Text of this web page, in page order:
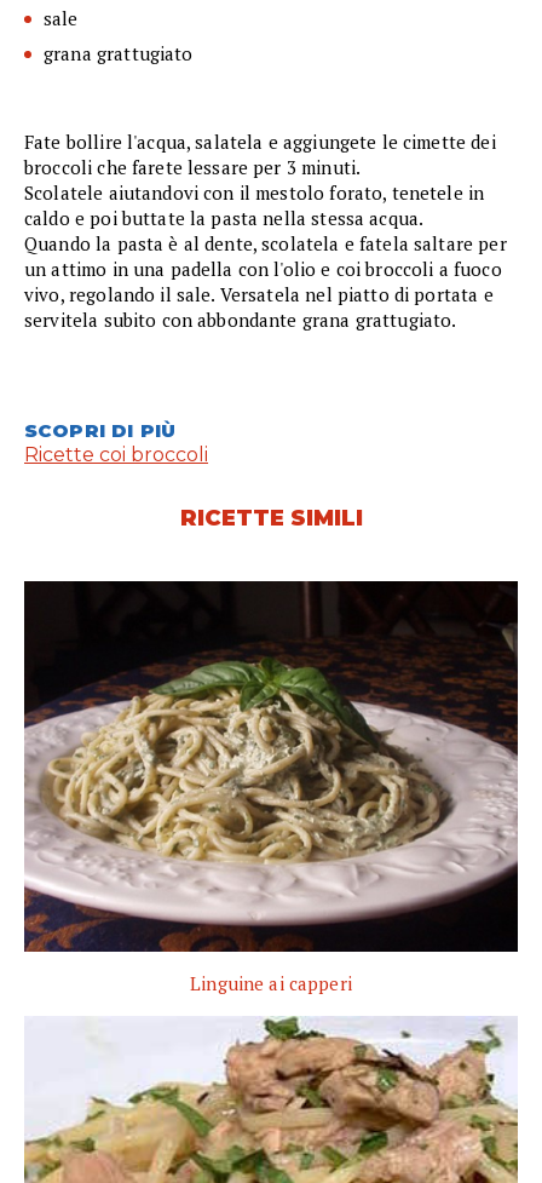
sale
grana grattugiato
Fate bollire l'acqua, salatela e aggiungete le cimette dei
broccoli che farete lessare per 3 minuti.
Scolatele aiutandovi con il mestolo forato, tenetele in
caldo e poi buttate la pasta nella stessa acqua.
Quando la pasta è al dente, scolatela e fatela saltare per
un attimo in una padella con l'olio e coi broccoli a fuoco
vivo, regolando il sale. Versatela nel piatto di portata e
servitela subito con abbondante grana grattugiato.
SCOPRI DI PIÙ
Ricette coi broccoli
RICETTE SIMILI
Linguine ai capperi